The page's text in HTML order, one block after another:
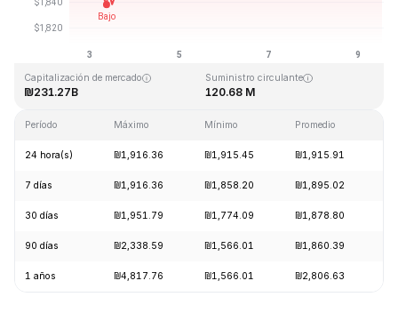
Última actualización: 2026-08-09, 13:05 GMT+0
₪0.432979
Capitalización de mercado
₪231.27B
Suministro circulante
120.68 M
Período Máximo Mínimo Promedio
24 hora(s) ₪1,916.36 ₪1,915.45 ₪1,915.91
7 días ₪1,916.36 ₪1,858.20 ₪1,895.02
30 días ₪1,951.79 ₪1,774.09 ₪1,878.80
90 días ₪2,338.59 ₪1,566.01 ₪1,860.39
1 años ₪4,817.76 ₪1,566.01 ₪2,806.63